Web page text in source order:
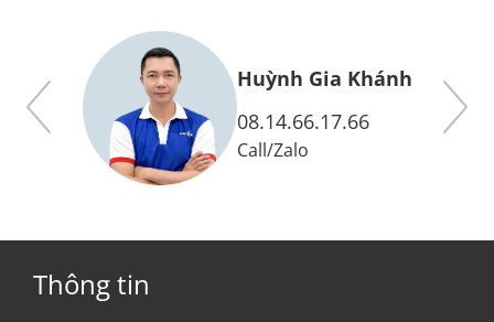
Huỳnh Gia Khánh
08.14.66.17.66
Call/Zalo
Thông tin